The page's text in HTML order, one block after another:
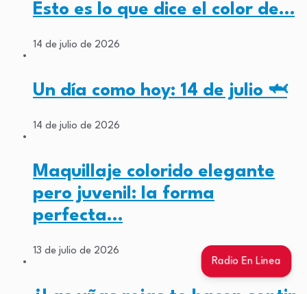
Radio En Linea
Esto es lo que dice el color de…
14 de julio de 2026
Un día como hoy: 14 de julio 🦈
14 de julio de 2026
Maquillaje colorido elegante
pero juvenil: la forma
perfecta…
13 de julio de 2026